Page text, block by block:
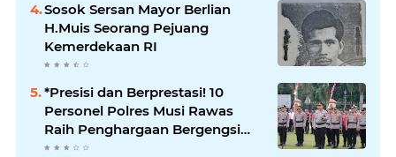
Sosok Sersan Mayor Berlian
H.Muis Seorang Pejuang
Kemerdekaan RI
*Presisi dan Berprestasi! 10
Personel Polres Musi Rawas
Raih Penghargaan Bergengsi
dari Kapolda Sumsel*